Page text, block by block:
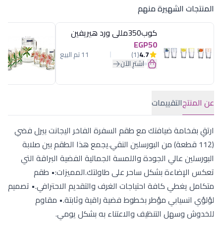
المنتجات الشهيرة منهم
كوب350مللى ورد هيريفين
EGP50
4.7
(1) 11 تم البيع
اشترِ الآن
عن المنتجالتقييمات
ارتقِ بفخامة ضيافتك مع طقم السفرة الفاخر اليجانت بيرل فضي
(112 قطعة) من البورسلين النقي.يجمع هذا الطقم بين صلابة
البورسلين عالي الجودة واللمسة الجمالية الفضية البراقة التي
تعكس الإضاءة بشكل ساحر على طاولتك.المميزات:• طقم
متكامل يغطي كافة احتياجات الغرف والتقديم الاحترافي.• تصميم
لؤلؤي انسيابي مؤطر بخطوط فضية راقية وثابتة.• مقاوم
للخدوش وسهل التنظيف والاعتناء به بشكل يومي.